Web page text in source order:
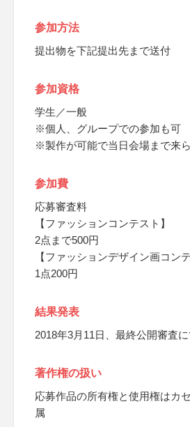
参加方法
提出物を下記提出先まで送付
参加資格
学生／一般
※個人、グループでの参加も可
※製作が可能で当日会場まで来
参加費
応募審査料
【ファッションコンテスト】
2点まで500円
【ファッションデザイン画コンテ
1点200円
結果発表
2018年3月11日、最終公開審査に
著作権の扱い
応募作品の所有権と使用権はカ
属